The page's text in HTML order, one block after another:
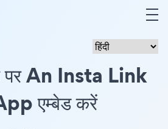
पर An Insta Link
एम्बेड करें